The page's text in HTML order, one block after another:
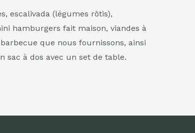
escalivada (légumes rôtis),
hamburgers fait maison, viandes à
que nous fournissons, ainsi
sac à dos avec un set de table.